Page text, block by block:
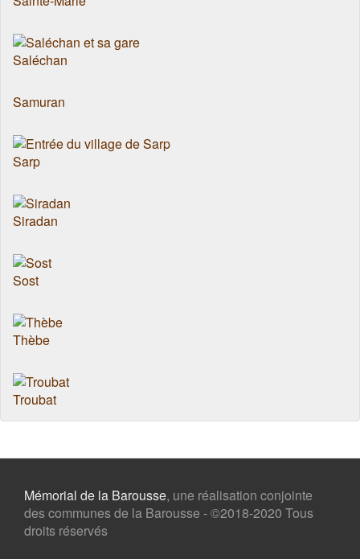
Saléchan
Samuran
Sarp
Siradan
Sost
Thèbe
Troubat
Mémorial de la Barousse, une réalisation conjointe
des communes de la Barousse - ©2018-2020 Tous
droits réservés